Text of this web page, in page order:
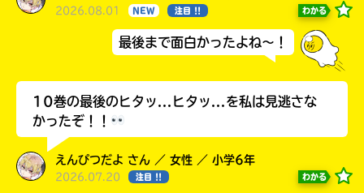
2026.08.01 NEW 注目 !! わかる
最後まで面白かったよね～！
10巻の最後のヒタッ...ヒタッ...を私は見逃さな
かったぞ！！
えんぴつだよ さん ／ 女性 ／ 小学6年
2026.07.20 注目 !! わかる